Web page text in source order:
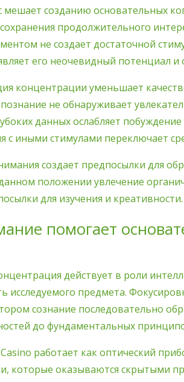
мешает созданию основательных
продолжительного
не создает достаточной
его неочевидный потенциал и
концентрации уменьшает
не обнаруживает
данных ослабляет побуждение
с иными стимулами переключает
создает предпосылки для
положении увлечение
для изучения и креативности.
помогает
действует в роли
исследуемого предмета.
сознание последовательно
до фундаментальных
работает как оптический
которые оказываются скрытыми